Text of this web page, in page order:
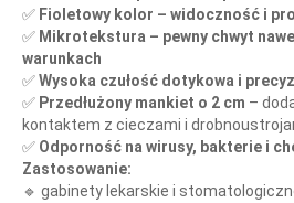
✅ Fioletowy kolor – widoczność i
✅ Mikrotekstura – pewny chwyt
warunkach
✅Wysoka czułość dotykowa i
✅ Przedłużony mankiet o 2 cm –
kontaktem z cieczami i
✅ Odporność na wirusy, bakterie i
Zastosowanie:
🔹 gabinety lekarskie i